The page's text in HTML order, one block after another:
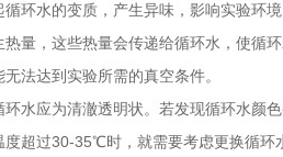
环水的变质，产生异味，影响实验环
，这些热量会传递给循环水，使循
法达到实验所需的真空条件。
应为清澈透明状。若发现循环水颜
过30-35℃时，就需要考虑更换循环